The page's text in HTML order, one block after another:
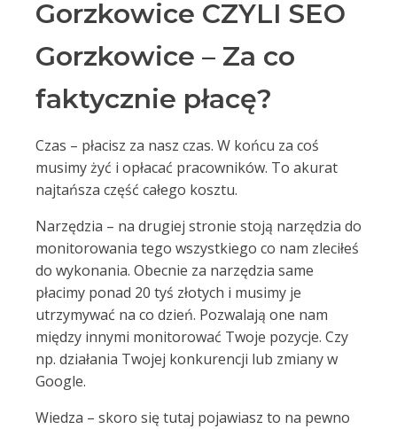
Gorzkowice CZYLI SEO
Gorzkowice – Za co
faktycznie płacę?
Czas – płacisz za nasz czas. W końcu za coś
musimy żyć i opłacać pracowników. To akurat
najtańsza część całego kosztu.
Narzędzia – na drugiej stronie stoją narzędzia do
monitorowania tego wszystkiego co nam zleciłeś
do wykonania. Obecnie za narzędzia same
płacimy ponad 20 tyś złotych i musimy je
utrzymywać na co dzień. Pozwalają one nam
między innymi monitorować Twoje pozycje. Czy
np. działania Twojej konkurencji lub zmiany w
Google.
Wiedza – skoro się tutaj pojawiasz to na pewno